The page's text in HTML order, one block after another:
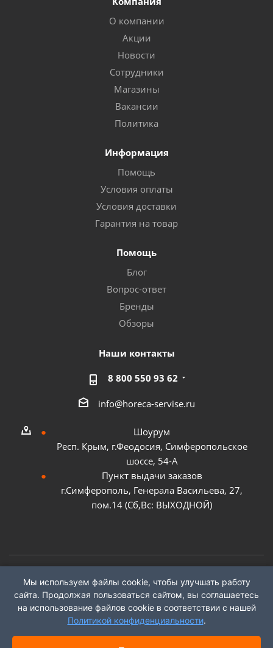
О компании
Акции
Новости
Сотрудники
Магазины
Вакансии
Политика
Информация
Помощь
Условия оплаты
Условия доставки
Гарантия на товар
Помощь
Блог
Вопрос-ответ
Бренды
Обзоры
Наши контакты
8 800 550 93 62
info@horeca-servise.ru
Шоурум
Респ. Крым, г.Феодосия, Симферопольское
шоссе, 54-А
Пункт выдачи заказов
г.Симферополь, Генерала Васильева, 27,
пом.14 (Сб,Вс: ВЫХОДНОЙ)
2026 ©ГК "ХоРеКа Сервис"
Мы используем файлы cookie, чтобы улучшать работу
сайта. Продолжая пользоваться сайтом, вы соглашаетесь
на использование файлов cookie в соответствии с нашей
Политикой конфиденциальности.